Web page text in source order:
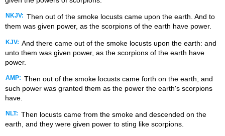
NKJV: Then out of the smoke locusts came upon the earth. And to
them was given power, as the scorpions of the earth have power.
KJV: And there came out of the smoke locusts upon the earth: and
unto them was given power, as the scorpions of the earth have
power.
AMP: Then out of the smoke locusts came forth on the earth, and
such power was granted them as the power the earth's scorpions
have.
NLT: Then locusts came from the smoke and descended on the
earth, and they were given power to sting like scorpions.